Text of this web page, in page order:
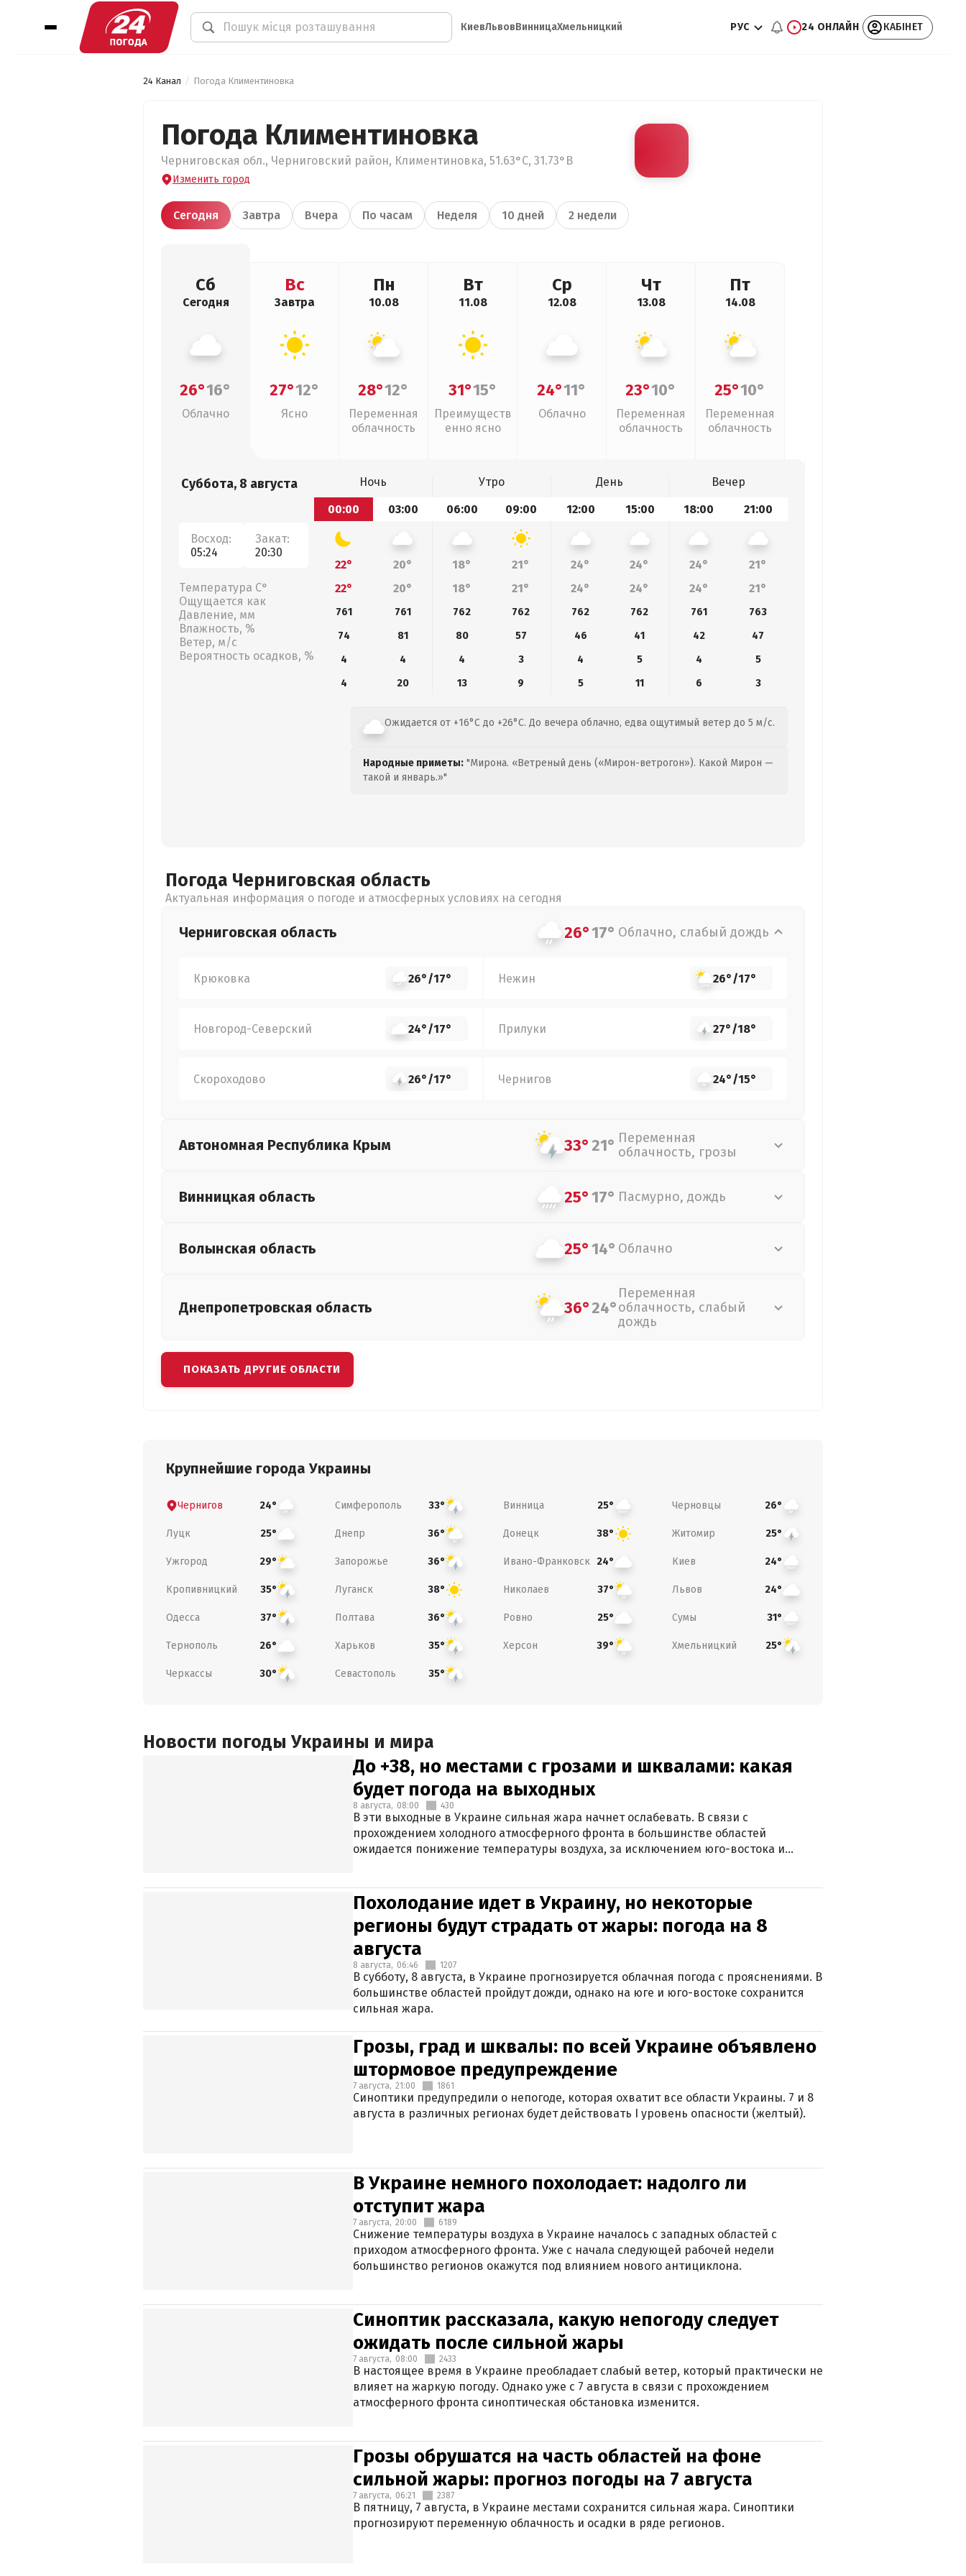
КиевЛьвовВинницаХмельницкий РУС 24 ОНЛАЙН КАБІНЕТ
24 Канал Погода Климентиновка
Погода Климентиновка
Черниговская обл., Черниговский район, Климентиновка, 51.63°С, 31.73°В
Изменить город
Сегодня Завтра Вчера По часам Неделя 10 дней 2 недели
Сб
Сегодня
26°16°
Облачно
Вс
Завтра
27°12°
Ясно
Пн
10.08
28°12°
Переменная
облачность
Вт
11.08
31°15°
Преимуществ
енно ясно
Ср
12.08
24°11°
Облачно
Чт
13.08
23°10°
Переменная
облачность
Пт
14.08
25°10°
Переменная
облачность
Суббота, 8 августа
Восход:
05:24
Закат:
20:30
Температура С°
Ощущается как
Давление, мм
Влажность, %
Ветер, м/с
Вероятность осадков, %
Ночь Утро День
Вечер
00:00
03:00 06:00 09:00 12:00 15:00 18:00 21:00
22° 20° 18° 21° 24° 24° 24°
21°
22°
20° 18° 21° 24° 24° 24° 21°
761 761 762 762 762 762 761
763
74
81 80 57 46 41 42
47
4
4 4 3 4 5 4
5
4
20 13 9 5 11 6 3
Ожидается от +16°C до +26°C. До вечера облачно, едва ощутимый ветер до 5 м/с.
Народные приметы: "Мирона. «Ветреный день («Мирон-ветрогон»). Какой Мирон —
такой и январь.»"
Погода Черниговская область
Актуальная информация о погоде и атмосферных условиях на сегодня
Черниговская область 26°17° Облачно, слабый дождь
Крюковка 26°/17° Нежин 26°/17°
Новгород-Северский 24°/17° Прилуки 27°/18°
Скороходово 26°/17° Чернигов 24°/15°
Автономная Республика Крым 33°21° Переменная
облачность, грозы
Винницкая область 25°17° Пасмурно, дождь
Волынская область 25°14° Облачно
Днепропетровская область 36°24°
Переменная
облачность, слабый
дождь
ПОКАЗАТЬ ДРУГИЕ ОБЛАСТИ
Крупнейшие города Украины
Чернигов 24° Симферополь 33° Винница 25° Черновцы 26°
Луцк 25° Днепр 36° Донецк 38° Житомир 25°
Ужгород 29° Запорожье 36° Ивано-Франковск 24° Киев 24°
Кропивницкий 35° Луганск 38° Николаев 37° Львов 24°
Одесса 37° Полтава 36° Ровно 25° Сумы 31°
Тернополь 26° Харьков 35° Херсон 39° Хмельницкий 25°
Черкассы 30° Севастополь 35°
Новости погоды Украины и мира
До +38, но местами с грозами и шквалами: какая
будет погода на выходных
8 августа, 08:00 430
В эти выходные в Украине сильная жара начнет ослабевать. В связи с
прохождением холодного атмосферного фронта в большинстве областей
ожидается понижение температуры воздуха, за исключением юго-востока и
Похолодание идет в Украину, но некоторые
регионы будут страдать от жары: погода на 8
августа
8 августа, 06:46 1207
В субботу, 8 августа, в Украине прогнозируется облачная погода с прояснениями. В
большинстве областей пройдут дожди, однако на юге и юго-востоке сохранится
сильная жара.
Грозы, град и шквалы: по всей Украине объявлено
штормовое предупреждение
7 августа, 21:00 1861
Синоптики предупредили о непогоде, которая охватит все области Украины. 7 и 8
августа в различных регионах будет действовать I уровень опасности (желтый).
В Украине немного похолодает: надолго ли
отступит жара
7 августа, 20:00 6189
Снижение температуры воздуха в Украине началось с западных областей с
приходом атмосферного фронта. Уже с начала следующей рабочей недели
большинство регионов окажутся под влиянием нового антициклона.
Синоптик рассказала, какую непогоду следует
ожидать после сильной жары
7 августа, 08:00 2433
В настоящее время в Украине преобладает слабый ветер, который практически не
влияет на жаркую погоду. Однако уже с 7 августа в связи с прохождением
атмосферного фронта синоптическая обстановка изменится.
Грозы обрушатся на часть областей на фоне
сильной жары: прогноз погоды на 7 августа
7 августа, 06:21 2387
В пятницу, 7 августа, в Украине местами сохранится сильная жара. Синоптики
прогнозируют переменную облачность и осадки в ряде регионов.